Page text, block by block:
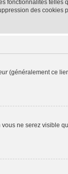
fonctionnalités telles
des cookies
(généralement ce
vous ne serez visible